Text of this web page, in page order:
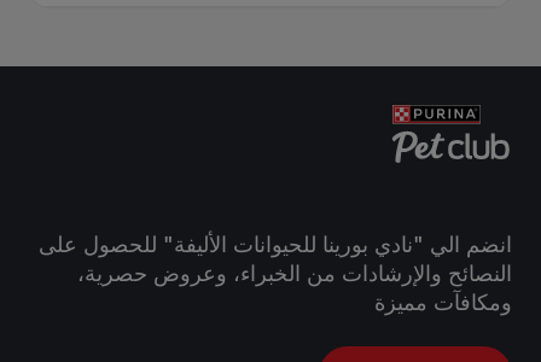
انضم الي "نادي بورينا للحيوانات الأليفة" للحصول على
النصائح والإرشادات من الخبراء، وعروض حصرية،
ومكافآت مميزة